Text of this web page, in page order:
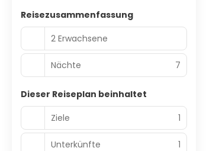
Reisezusammenfassung
2 Erwachsene
Nächte 7
Dieser Reiseplan beinhaltet
Ziele
1
Unterkünfte
1